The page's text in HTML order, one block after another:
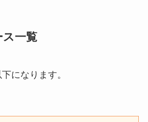
ス一覧
になります。